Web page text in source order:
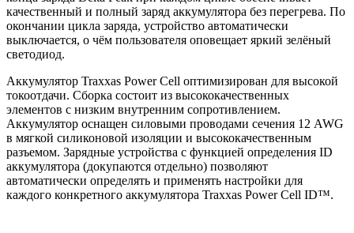
качественный и полный заряд аккумулятора без перегрева. По
окончании цикла заряда, устройство автоматически
выключается, о чём пользователя оповещает яркий зелёный
светодиод.
Аккумулятор Traxxas Power Cell оптимизирован для высокой
токоотдачи. Сборка состоит из высококачественных
элементов с низким внутренним сопротивлением.
Аккумулятор оснащен силовыми проводами сечения 12 AWG
в мягкой силиконовой изоляции и высококачественным
разъемом. Зарядные устройства с функцией определения ID
аккумулятора (докупаются отдельно) позволяют
автоматически определять и применять настройки для
каждого конкретного аккумулятора Traxxas Power Cell ID™.